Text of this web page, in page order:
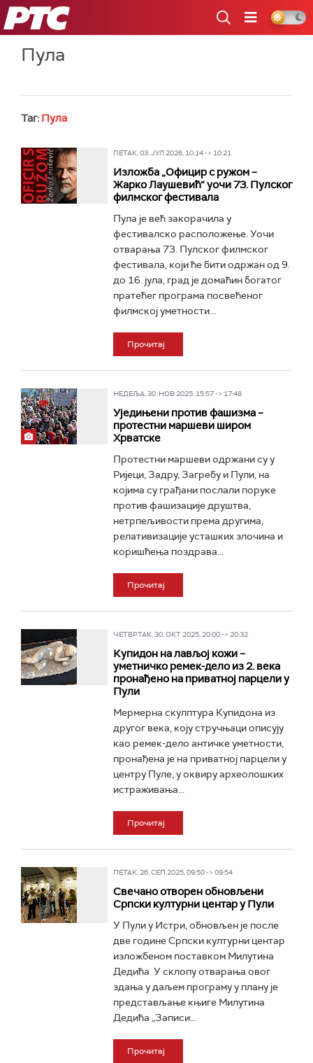
РТС
Пула
Таг: Пула
ПЕТАК, 03. ЈУЛ 2026, 10:14 -> 10:21
Изложба „Официр с ружом –
Жарко Лаушевић“ уочи 73. Пулског
филмског фестивала
Пула је већ закорачила у
фестивалско расположење. Уочи
отварања 73. Пулског филмског
фестивала, који ће бити одржан од 9.
до 16. јула, град је домаћин богатог
пратећег програма посвећеног
филмској уметности...
Прочитај
НЕДЕЉА, 30. НОВ 2025, 15:57 -> 17:48
Уједињени против фашизма –
протестни маршеви широм
Хрватске
Протестни маршеви одржани су у
Ријеци, Задру, Загребу и Пули, на
којима су грађани послали поруке
против фашизације друштва,
нетрпељивости према другима,
релативизације усташких злочина и
коришћења поздрава...
Прочитај
ЧЕТВРТАК, 30. ОКТ 2025, 20:00 -> 20:32
Купидон на лављој кожи –
уметничко ремек-дело из 2. века
пронађено на приватној парцели у
Пули
Мермерна скулптура Купидона из
другог века, коју стручњаци описују
као ремек-дело античке уметности,
пронађена је на приватној парцели у
центру Пуле, у оквиру археолошких
истраживања...
Прочитај
ПЕТАК, 26. СЕП 2025, 09:50 -> 09:54
Свечано отворен обновљени
Српски културни центар у Пули
У Пули у Истри, обновљен је после
две године Српски културни центар
изложбеном поставком Милутина
Дедића. У склопу отварања овог
здања у даљем програму у плану је
представљање књиге Милутина
Дедића „Записи...
Прочитај